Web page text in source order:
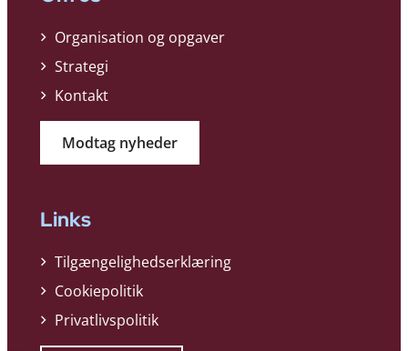
Organisation og opgaver
Strategi
Kontakt
Modtag nyheder
Links
Tilgængelighedserklæring
Cookiepolitik
Privatlivspolitik